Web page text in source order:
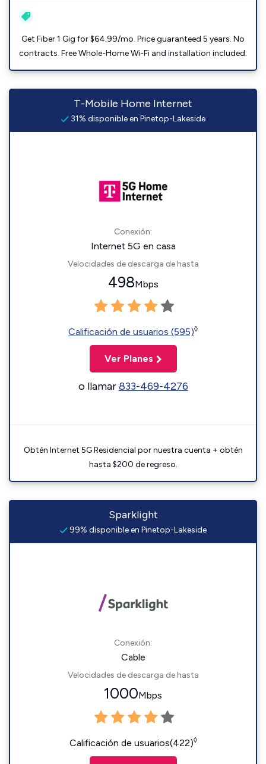
Get Fiber 1 Gig for $64.99/mo. Price guaranteed 5 years. No
contracts. Free Whole-Home Wi-Fi and installation included.
T-Mobile Home Internet
31% disponible en Pinetop-Lakeside
Conexión:
Internet 5G en casa
Velocidades de descarga de hasta
498Mbps
Calificación de usuarios (595)◊
Ver Planes
o llamar833-469-4276
Obtén Internet 5G Residencial por nuestra cuenta + obtén
hasta $200 de regreso.
Sparklight
99% disponible en Pinetop-Lakeside
Conexión:
Cable
Velocidades de descarga de hasta
1000Mbps
Calificación de usuarios(422)◊